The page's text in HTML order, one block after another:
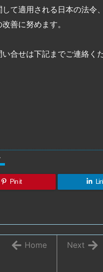
て適用される日本の法令
善に努めます。
合せは下記までご連絡くだ
Pin it
Next
Home